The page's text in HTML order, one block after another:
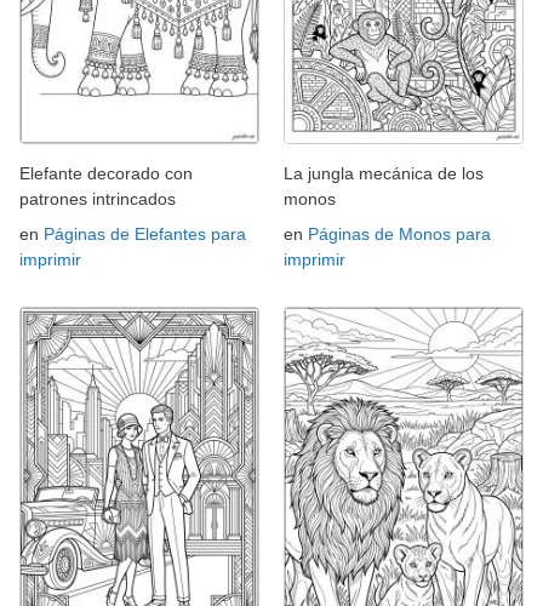
Elefante decorado con
patrones intrincados
en Páginas de Elefantes para
imprimir
La jungla mecánica de los
monos
en Páginas de Monos para
imprimir